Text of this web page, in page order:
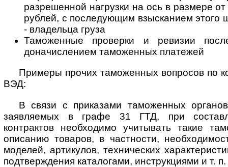
разрешенной нагрузки на ось в размере
рублей, с последующим взысканием этого
- владельца груза
Таможенные проверки и ревизии
доначислением таможенных платежей
Примеры прочих таможенных вопросов по
ВЭД:
В связи с приказами таможенных
заявляемых в графе 31 ГТД, при
контрактов необходимо учитывать такие
описанию товаров, в частности,
моделей, артикулов, технических
подтверждения каталогами, инструкциями и т. п.